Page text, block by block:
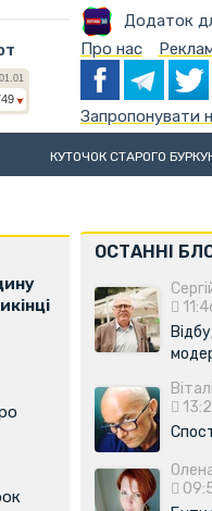
Додаток
Про нас
Запропонувати
КУТОЧОК СТАРОГО
ОСТАННІ